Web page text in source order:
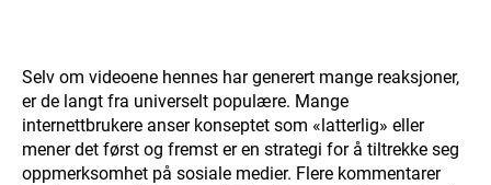
Selv om videoene hennes har generert mange reaksjoner,
er de langt fra universelt populære. Mange
internettbrukere anser konseptet som «latterlig» eller
mener det først og fremst er en strategi for å tiltrekke seg
oppmerksomhet på sosiale medier. Flere kommentarer